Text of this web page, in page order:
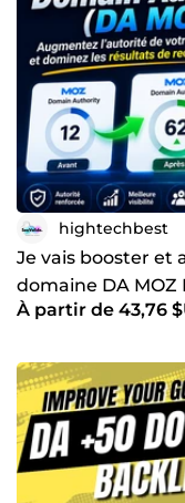
hightechbest
Je vais booster
domaine DA
backlinks de
À partir de 43,76